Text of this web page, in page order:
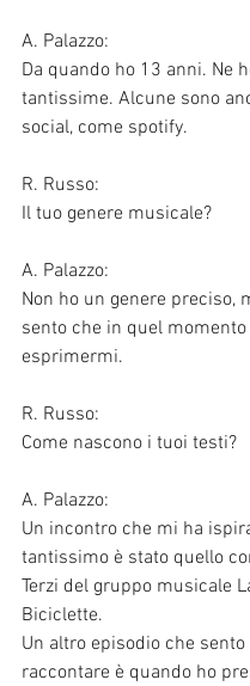
A. Palazzo:
Da quando ho 13 anni. Ne
tantissime. Alcune sono
social, come spotify.
R. Russo:
Il tuo genere musicale?
A. Palazzo:
Non ho un genere preciso,
sento che in quel momento
esprimermi.
R. Russo:
Come nascono i tuoi testi?
A. Palazzo:
Un incontro che mi ha
tantissimo è stato quello
Terzi del gruppo musicale
Biciclette.
Un altro episodio che sento
raccontare è quando ho